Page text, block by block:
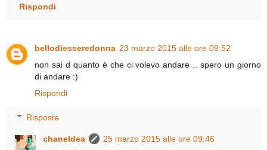
Rispondi
bellodiesseredonna 23 marzo 2015 alle ore 09:52
non sai d quanto è che ci volevo andare .. spero un giorno
di andare :)
Rispondi
Risposte
chaneldea
25 marzo 2015 alle ore 09:46